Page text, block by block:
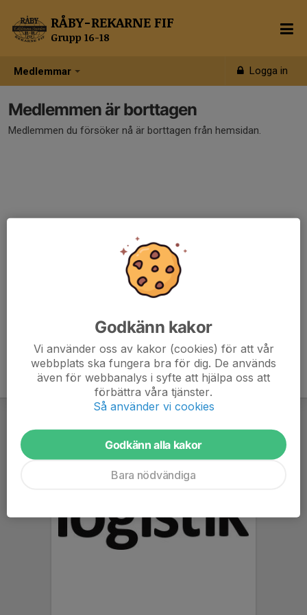
Medlemmar Logga in
RÅBY-REKARNE FIF
Grupp 16-18
Medlemmen är borttagen
Medlemmen du försöker nå är borttagen från hemsidan.
Godkänn kakor
Vi använder oss av kakor (cookies) för att vår
webbplats ska fungera bra för dig. De används
även för webbanalys i syfte att hjälpa oss att
förbättra våra tjänster.
Så använder vi cookies
Godkänn alla kakor
Bara nödvändiga